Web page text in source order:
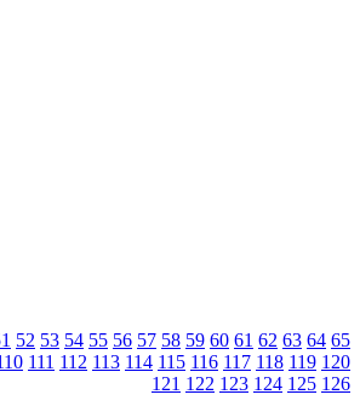
52 53 54 55 56 57 58 59 60 61 62 63 64 65
111 112 113 114 115 116 117 118 119 120
121 122 123 124 125 126